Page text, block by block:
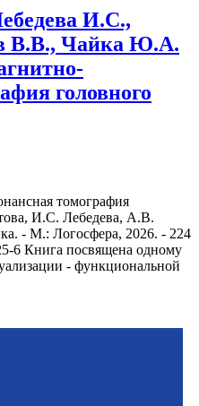
И.С.,
В.В., Чайка Ю.А.
головного
томография
И.С. Лебедева, А.В.
- М.: Логосфера, 2026. - 224
6 Книга посвящена одному
- функциональной